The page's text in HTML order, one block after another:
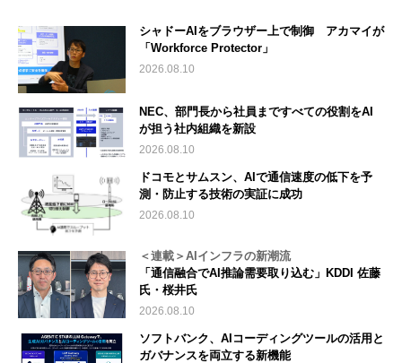
シャドーAIをブラウザー上で制御 アカマイが
「Workforce Protector」
2026.08.10
NEC、部門長から社員まですべての役割をAI
が担う社内組織を新設
2026.08.10
ドコモとサムスン、AIで通信速度の低下を予
測・防止する技術の実証に成功
2026.08.10
＜連載＞AIインフラの新潮流
「通信融合でAI推論需要取り込む」KDDI 佐藤
氏・桜井氏
2026.08.10
ソフトバンク、AIコーディングツールの活用と
ガバナンスを両立する新機能